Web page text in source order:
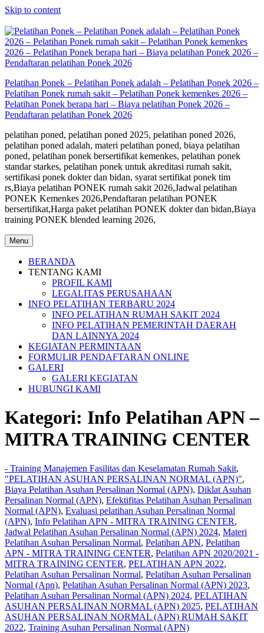
Skip to content
Pelatihan Ponek – Pelatihan Ponek adalah – Pelatihan Ponek 2026 –
Pelatihan Ponek rumah sakit – Pelatihan Ponek kemenkes 2026 –
Pelatihan Ponek berapa hari – Biaya pelatihan Ponek 2026 –
Pendaftaran pelatihan Ponek 2026
pelatihan poned, pelatihan poned 2025, pelatihan poned 2026,
pelatihan poned adalah, materi pelatihan poned, biaya pelatihan
poned, pelatihan ponek bersertifikat kemenkes, pelatihan ponek
standar starkes, pelatihan ponek untuk akreditasi rumah sakit,
sertifikasi ponek dokter dan bidan, syarat sertifikat ponek tim
rs,Biaya pelatihan PONEK rumah sakit 2026,Jadwal pelatihan
PONEK Kemenkes 2026,Pendaftaran pelatihan PONEK
bersertifikat,Harga paket pelatihan PONEK dokter dan bidan,Biaya
training PONEK blended learning 2026,
Menu
BERANDA
TENTANG KAMI
PROFIL KAMI
LEGALITAS PERUSAHAAN
INFO PELATIHAN TERBARU 2024
INFO PELATIHAN RUMAH SAKIT 2024
INFO PELATIHAN PEMERINTAH DAERAH
DAN LAINNYA 2024
KEGIATAN PERMINTAAN
FORMULIR PENDAFTARAN ONLINE
GALERI
GALERI KEGIATAN
HUBUNGI KAMI
Kategori: Info Pelatihan APN –
MITRA TRAINING CENTER
- Training Manajemen Fasilitas dan Keselamatan Rumah Sakit,
"PELATIHAN ASUHAN PERSALINAN NORMAL (APN)",
Biaya Pelatihan Asuhan Persalinan Normal (APN), Diklat Asuhan
Persalinan Normal (APN), Efektifitas Pelatihan Asuhan Persalinan
Normal (APN), Evaluasi pelatihan Asuhan Persalinan Normal
(APN), Info Pelatihan APN - MITRA TRAINING CENTER,
Jadwal Pelatihan Asuhan Persalinan Normal (APN) 2024, Materi
Pelatihan Asuhan Persalinan Normal, Pelatihan APN, Pelatihan
APN - MITRA TRAINING CENTER, Pelatihan APN 2020/2021 -
MITRA TRAINING CENTER, PELATIHAN APN 2022,
Pelatihan Asuhan Persalinan Normal, Pelatihan Asuhan Persalinan
Normal (Apn), Pelatihan Asuhan Persalinan Normal (APN) 2023,
Pelatihan Asuhan Persalinan Normal (APN) 2024, PELATIHAN
ASUHAN PERSALINAN NORMAL (APN) 2025, PELATIHAN
ASUHAN PERSALINAN NORMAL (APN) RUMAH SAKIT
2022, Training Asuhan Persalinan Normal (APN)